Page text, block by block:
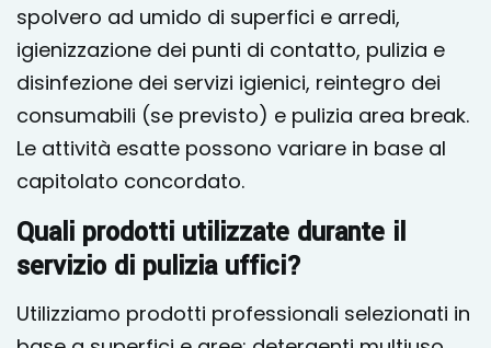
spolvero ad umido di superfici e arredi,
igienizzazione dei punti di contatto, pulizia e
disinfezione dei servizi igienici, reintegro dei
consumabili (se previsto) e pulizia area break.
Le attività esatte possono variare in base al
capitolato concordato.
Quali prodotti utilizzate durante il
servizio di pulizia uffici?
Utilizziamo prodotti professionali selezionati in